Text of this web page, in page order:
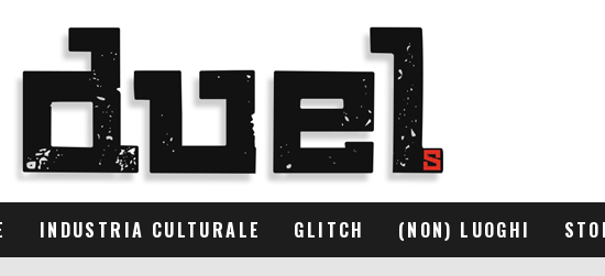
INDUSTRIA CULTURALE GLITCH (NON) LUOGHI